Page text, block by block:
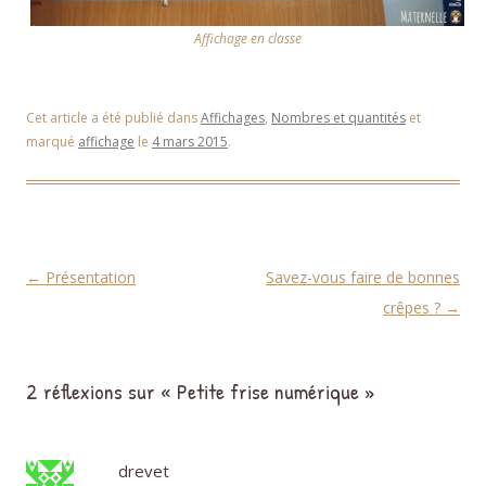
Affichage en classe
Cet article a été publié dansAffichages, Nombres et quantités et
marqué affichage le 4 mars 2015.
Navigation des articles
← Présentation
Savez-vous faire de bonnes
crêpes ? →
2 réflexions sur « Petite frise numérique »
drevet